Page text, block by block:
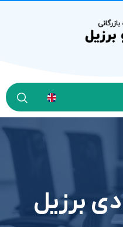
برزیل